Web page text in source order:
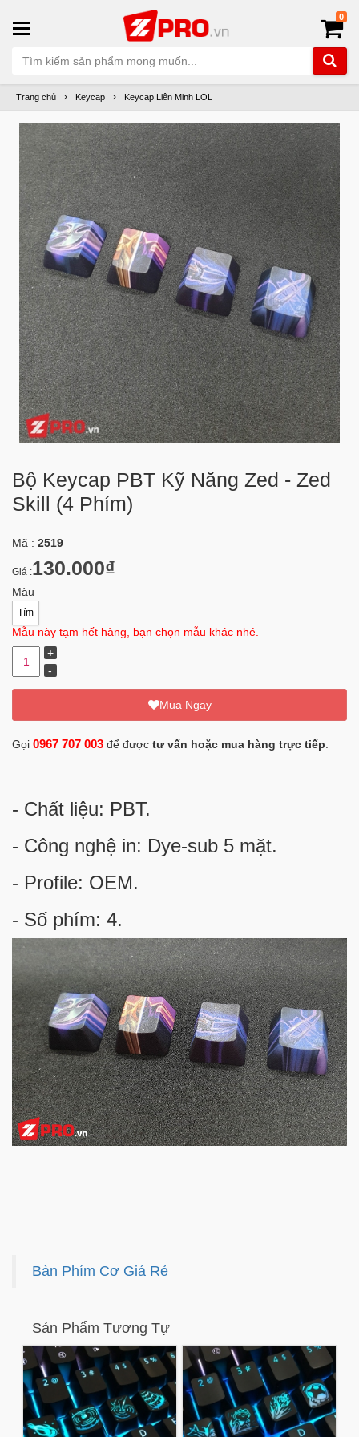
0
Trang chủ Keycap Keycap Liên Minh LOL
Bộ Keycap PBT Kỹ Năng Zed - Zed
Skill (4 Phím)
Mã : 2519
Giá :130.000₫
Màu
Tím
Mẫu này tạm hết hàng, bạn chọn mẫu khác nhé.
Mua Ngay
Gọi 0967 707 003 để được tư vấn hoặc mua hàng trực tiếp
- Chất liệu: PBT.
- Công nghệ in: Dye-sub 5 mặt.
- Profile: OEM.
- Số phím: 4.
Bàn Phím Cơ Giá Rẻ
Sản Phẩm Tương Tự